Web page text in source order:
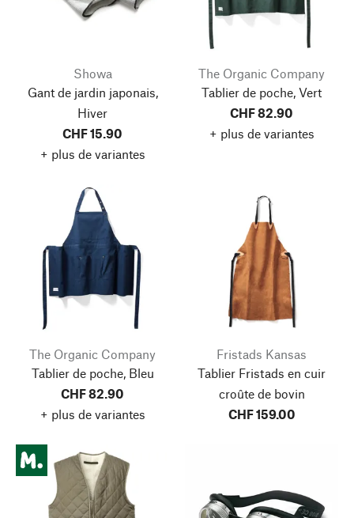
Showa
Gant de jardin japonais,
Hiver
CHF 15.90
+ plus de variantes
The Organic Company
Tablier de poche, Vert
CHF 82.90
+ plus de variantes
The Organic Company
Tablier de poche, Bleu
CHF 82.90
+ plus de variantes
Fristads Kansas
Tablier Fristads en cuir
croûte de bovin
CHF 159.00